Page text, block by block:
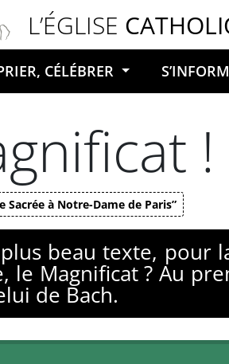
L’ÉGLISE
Votre recherche
CÉLÉBRER
Sacrée à Notre-Dame de Paris”
beau texte, pour
le Magnificat ? Au
de Bach.